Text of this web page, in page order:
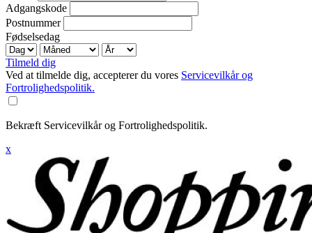
Adgangskode
Postnummer
Fødselsedag
Tilmeld dig
Ved at tilmelde dig, accepterer du vores Servicevilkår og
Fortrolighedspolitik.
Bekræft Servicevilkår og Fortrolighedspolitik.
x